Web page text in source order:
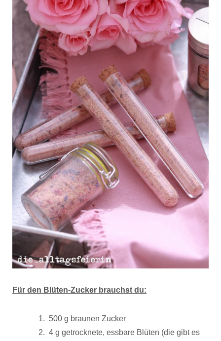
Für den Blüten-Zucker brauchst du:
500 g braunen Zucker
4 g getrocknete, essbare Blüten (die gibt es